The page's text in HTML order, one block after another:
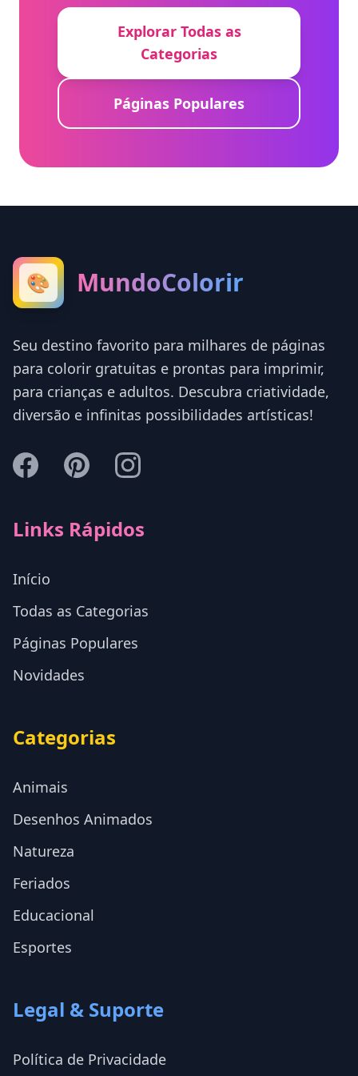
Explorar Todas as
Categorias
Páginas Populares
🎨 MundoColorir
Seu destino favorito para milhares de páginas
para colorir gratuitas e prontas para imprimir,
para crianças e adultos. Descubra criatividade,
diversão e infinitas possibilidades artísticas!
Links Rápidos
Início
Todas as Categorias
Páginas Populares
Novidades
Categorias
Animais
Desenhos Animados
Natureza
Feriados
Educacional
Esportes
Legal & Suporte
Política de Privacidade